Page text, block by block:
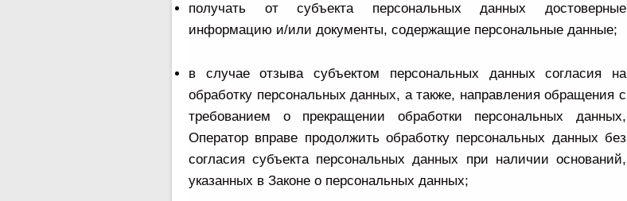
получать от субъекта персональных данных достоверные
информацию и/или документы, содержащие персональные данные;
в случае отзыва субъектом персональных данных согласия на
обработку персональных данных, а также, направления обращения с
требованием о прекращении обработки персональных данных,
Оператор вправе продолжить обработку персональных данных без
согласия субъекта персональных данных при наличии оснований,
указанных в Законе о персональных данных;